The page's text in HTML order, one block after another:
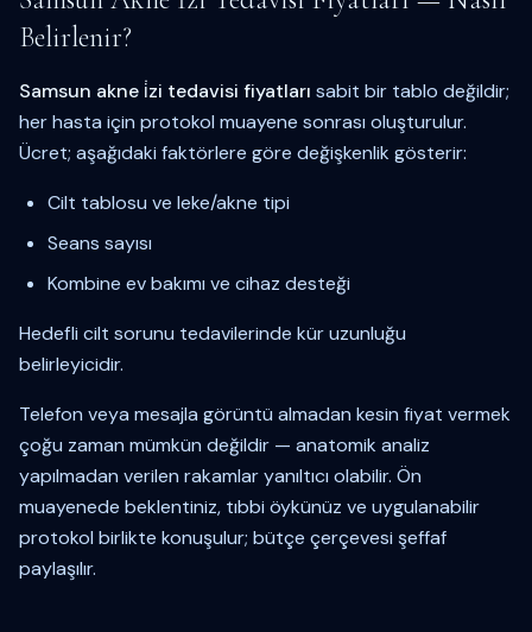
Belirlenir?
Samsun akne i̇zi tedavisi fiyatları sabit bir tablo değildir;
her hasta için protokol muayene sonrası oluşturulur.
Ücret; aşağıdaki faktörlere göre değişkenlik gösterir:
Cilt tablosu ve leke/akne tipi
Seans sayısı
Kombine ev bakımı ve cihaz desteği
Hedefli cilt sorunu tedavilerinde kür uzunluğu
belirleyicidir.
Telefon veya mesajla görüntü almadan kesin fiyat vermek
çoğu zaman mümkün değildir — anatomik analiz
yapılmadan verilen rakamlar yanıltıcı olabilir. Ön
muayenede beklentiniz, tıbbi öykünüz ve uygulanabilir
protokol birlikte konuşulur; bütçe çerçevesi şeffaf
paylaşılır.